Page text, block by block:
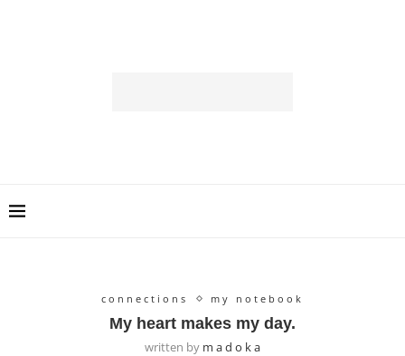
connections my notebook
My heart makes my day.
written by m a d o k a